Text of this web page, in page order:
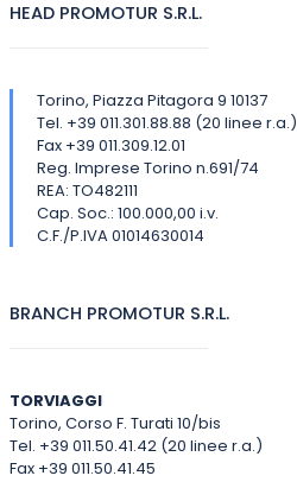
HEAD PROMOTUR S.R.L.
Torino, Piazza Pitagora 9 10137
Tel. +39 011.301.88.88 (20 linee r.a.)
Fax +39 011.309.12.01
Reg. Imprese Torino n.691/74
REA: TO482111
Cap. Soc.: 100.000,00 i.v.
C.F./P.IVA 01014630014
BRANCH PROMOTUR S.R.L.
TORVIAGGI
Torino, Corso F. Turati 10/bis
Tel. +39 011.50.41.42 (20 linee r.a.)
Fax +39 011.50.41.45